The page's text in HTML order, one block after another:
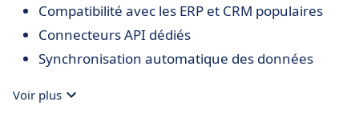
Compatibilité avec les ERP et CRM populaires
Connecteurs API dédiés
Synchronisation automatique des données
Voir plus